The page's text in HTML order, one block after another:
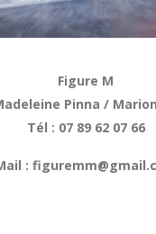
Figure M
Pinna /
Tél : 07 89 62 07 66
: